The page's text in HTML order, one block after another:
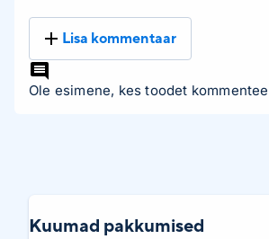
Lisa kommentaar
Ole esimene, kes toodet
Kuumad pakkumised